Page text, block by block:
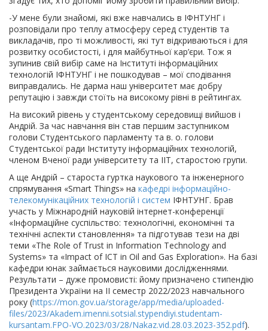
-У мене були знайомі, які вже навчались в ІФНТУНГ і
розповідали про теплу атмосферу серед студентів та
викладачів, про ті можливості, які тут відкриваються і для
розвитку особистості, і для майбутньої кар’єри. Тож я
зупинив свій вибір саме на Інституті інформаційних
технологій ІФНТУНГ і не пошкодував – мої сподівання
виправдались. Не дарма наш університет має добру
репутацію і завжди стоїть на високому рівні в рейтингах.
На високий рівень у студентському середовищі вийшов і
Андрій. За час навчання він став першим заступником
голови Студентського парламенту та в. о. голови
Студентської ради Інституту інформаційних технологій,
членом Вченої ради університету та ІІТ, старостою групи.
А ще Андрій – староста гуртка наукового та інженерного
спрямування «Smart Things» на кафедрі інформаційно-
телекомунікаційних технологій і систем ІФНТУНГ. Брав
участь у Міжнародній науковій інтернет-конференції
«Інформаційне суспільство: технологічні, економічні та
технічні аспекти становлення» та підготував тези на дві
теми «The Role of Trust in Information Technology and
Systems» та «Impact of ICT in Oil and Gas Exploration». На базі
кафедри юнак займається науковими дослідженнями.
Результати – дуже промовисті: йому призначено стипендію
Президента України на ІІ семестр 2022/2023 навчального
року (https://mon.gov.ua/storage/app/media/uploaded-
files/2023/Akadem.imenni.sotsial.stypendiyi.studentam-
kursantam.FPO-VO.2023/03/28/Nakaz.vid.28.03.2023-352.pdf).